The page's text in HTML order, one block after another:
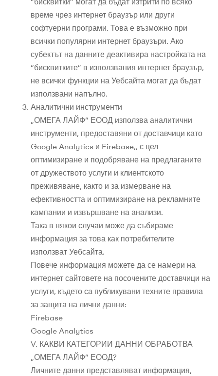
време чрез интернет браузър или други
софтуерни програми. Това е възможно при
всички популярни интернет браузъри. Ако
субектът на данните деактивира настройката на
“бисквитките” в използвания интернет браузър,
не всички функции на Уебсайта могат да бъдат
използвани напълно.
Аналитични инструменти
„ОМЕГА ЛАЙФ“ ЕООД използва аналитични
инструменти, предоставяни от доставчици като
Google Analytics и Firebase,, с цел
оптимизиране и подобряване на предлаганите
от дружеството услуги и клиентското
преживяване, както и за измерване на
ефективността и оптимизиране на рекламните
кампании и извършване на анализи.
Така в някои случаи може да събираме
информация за това как потребителите
използват Уебсайта.
Повече информация можете да се намери на
интернет сайтовете на посочените доставчици на
услуги, където са публикувани техните правила
за защита на лични данни:
Firebase
Google Analytics
V. КАКВИ КАТЕГОРИИ ДАННИ ОБРАБОТВА
„ОМЕГА ЛАЙФ“ ЕООД?
Личните данни представляват информация,